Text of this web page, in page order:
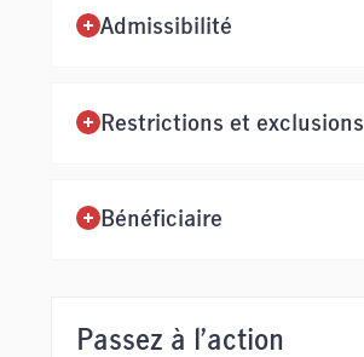
Admissibilité
Restrictions et exclusions
Bénéficiaire
Passez à l’action